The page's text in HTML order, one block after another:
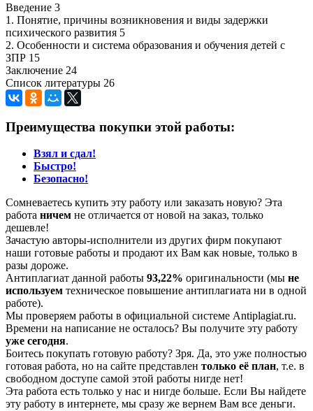
Введение 3
1. Понятие, причины возникновения и виды задержки
психического развития 5
2. Особенности и система образования и обучения детей с
ЗПР 15
Заключение 24
Список литературы 26
Преимущества покупки этой работы:
Взял и сдал!
Быстро!
Безопасно!
Сомневаетесь купить эту работу или заказать новую? Эта
работа ничем не отличается от новой на заказ, только
дешевле!
Зачастую авторы-исполнители из других фирм покупают
наши готовые работы и продают их Вам как новые, только в
разы дороже.
Антиплагиат данной работы 93,22% оригинальности (мы не
используем техническое повышение антиплагиата ни в одной
работе).
Мы проверяем работы в официальной системе Аntiplagiat.ru.
Времени на написание не осталось? Вы получите эту работу
уже сегодня.
Боитесь покупать готовую работу? Зря. Да, это уже полностью
готовая работа, но на сайте представлен только её план, т.е. в
свободном доступе самой этой работы нигде нет!
Эта работа есть только у нас и нигде больше. Если Вы найдете
эту работу в интернете, мы сразу же вернем Вам все деньги.